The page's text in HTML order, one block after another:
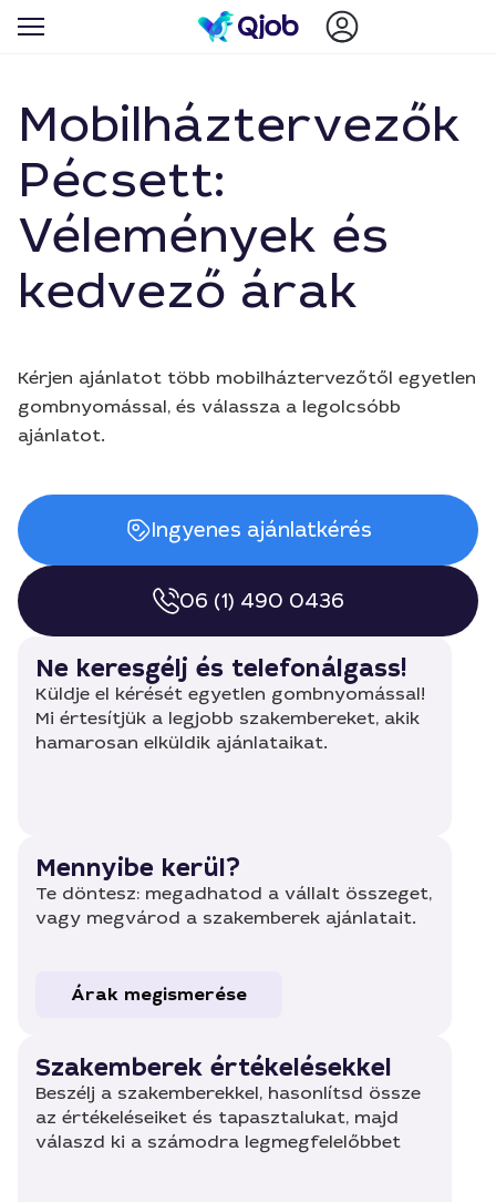
Mobilháztervezők
Pécsett:
Vélemények és
kedvező árak
Kérjen ajánlatot több mobilháztervezőtől egyetlen
gombnyomással, és válassza a legolcsóbb
ajánlatot.
Ingyenes ajánlatkérés
06 (1) 490 0436
Ne keresgélj és telefonálgass!
Küldje el kérését egyetlen gombnyomással!
Mi értesítjük a legjobb szakembereket, akik
hamarosan elküldik ajánlataikat.
Mennyibe kerül?
Te döntesz: megadhatod a vállalt összeget,
vagy megvárod a szakemberek ajánlatait.
Árak megismerése
Szakemberek értékelésekkel
Beszélj a szakemberekkel, hasonlítsd össze
az értékeléseiket és tapasztalukat, majd
válaszd ki a számodra legmegfelelőbbet